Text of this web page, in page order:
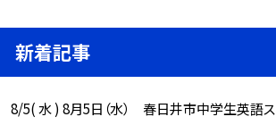
新着記事
8/5( 水 ) 8月5日（水） 春日井市中学生英語ス